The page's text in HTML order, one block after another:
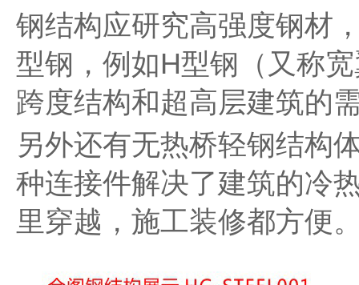
钢结构应研究高强度钢材
型钢，例如H型钢（又称
跨度结构和超高层建筑的
另外还有无热桥轻钢结构
种连接件解决了建筑的冷
里穿越，施工装修都方便